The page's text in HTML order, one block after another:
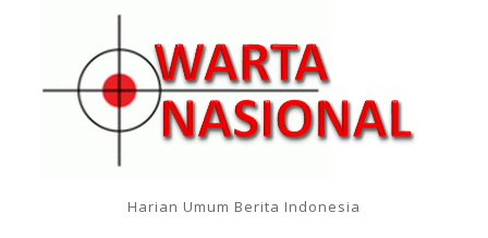
Harian Umum Berita Indonesia